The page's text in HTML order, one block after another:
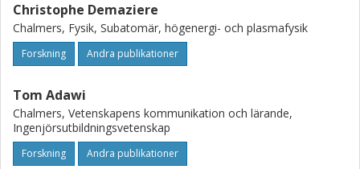
Christophe Demaziere
Chalmers, Fysik, Subatomär, högenergi- och plasmafysik
Forskning Andra publikationer
Tom Adawi
Chalmers, Vetenskapens kommunikation och lärande,
Ingenjörsutbildningsvetenskap
Forskning Andra publikationer